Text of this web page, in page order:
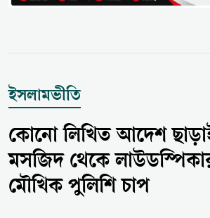
ইসলামভীতি
কোনো লিখিত আদেশ
মসজিদ থেকে
মৌখিক পুলিশি চাপ